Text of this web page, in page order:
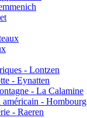
- Lontzen
- Eynatten
- La Calamine
- Hombourg
- Raeren